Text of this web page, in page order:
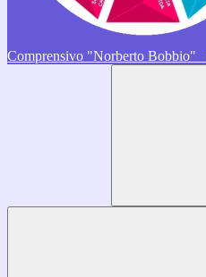
Comprensivo "Norberto Bobbio"